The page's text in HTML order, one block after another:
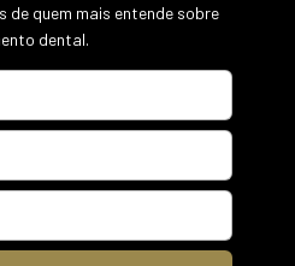
de quem mais entende sobre
dental.